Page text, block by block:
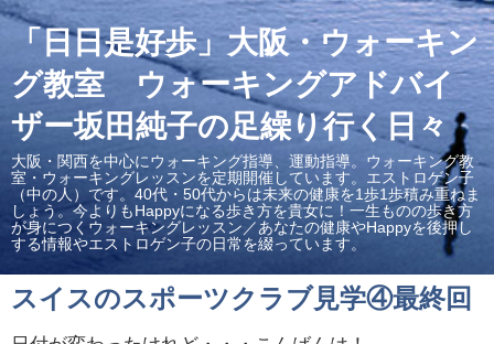
「日日是好歩」大阪・ウォーキン
グ教室 ウォーキングアドバイ
ザー坂田純子の足繰り行く日々
大阪・関西を中心にウォーキング指導、運動指導。ウォーキング教
室・ウォーキングレッスンを定期開催しています。エストロゲン子
（中の人）です。40代・50代からは未来の健康を1歩1歩積み重ねま
しょう。今よりもHappyになる歩き方を貴女に！一生ものの歩き方
が身につくウォーキングレッスン／あなたの健康やHappyを後押し
する情報やエストロゲン子の日常を綴っています。
スイスのスポーツクラブ見学④最終回